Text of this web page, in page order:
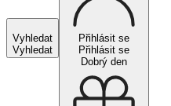
Vyhledat
Vyhledat
Přihlásit se
Přihlásit se
Dobrý den